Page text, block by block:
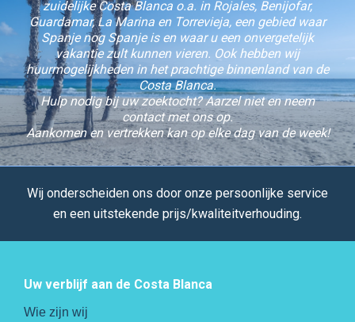
zuidelijke Costa Blanca o.a. in Rojales, Benijofar,
Guardamar, La Marina en Torrevieja, een gebied waar
Spanje nog Spanje is en waar u een onvergetelijk
vakantie zult kunnen vieren. Ook hebben wij
huurmogelijkheden in het prachtige binnenland van de
Costa Blanca.
Hulp nodig bij uw zoektocht? Aarzel niet en neem
contact met ons op.
Aankomen en vertrekken kan op elke dag van de week!
Wij onderscheiden ons door onze persoonlijke service
en een uitstekende prijs/kwaliteitverhouding.
Uw verblijf aan de Costa Blanca
Wie zijn wij